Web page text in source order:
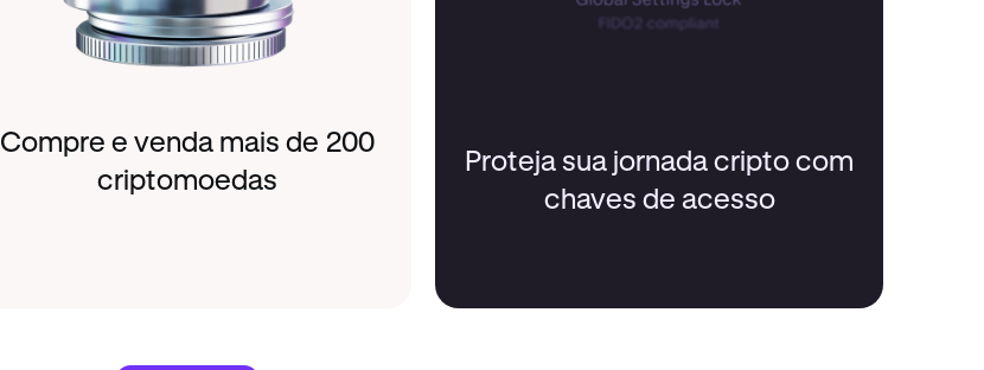
Compre e venda mais de 200
criptomoedas
Proteja sua jornada cripto com
chaves de acesso